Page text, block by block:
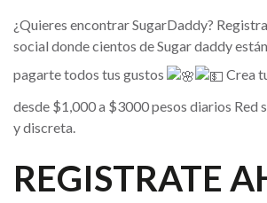
¿Quieres encontrar SugarDaddy?
social donde cientos de Sugar daddy
pagarte todos tus gustos
Crea
desde $1,000 a $3000 pesos diarios Red
y discreta.
REGISTRATE